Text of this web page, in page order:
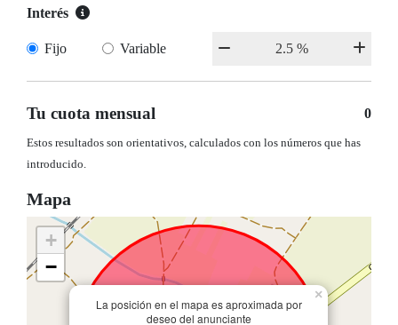
Interés
Fijo Variable
Tu cuota mensual 0
Estos resultados son orientativos, calculados con los números que has
introducido.
Mapa
La posición en el mapa es aproximada por
deseo del anunciante
×
+
−